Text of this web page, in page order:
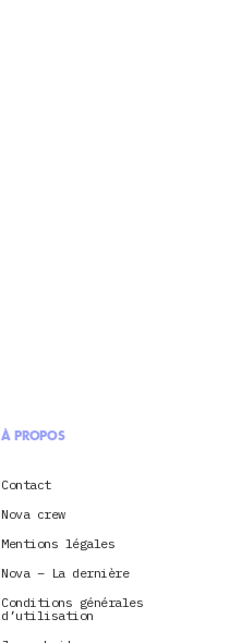
À PROPOS
Contact
Nova crew
Mentions légales
Nova – La dernière
Conditions générales
d’utilisation